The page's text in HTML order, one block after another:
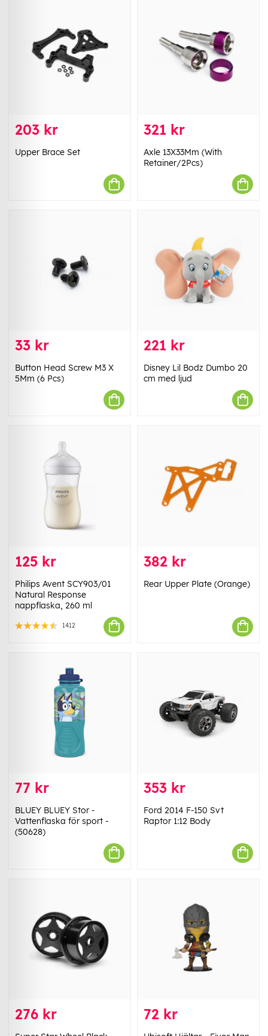
203 kr
Upper Brace Set
321 kr
Axle 13X33Mm (With
Retainer/2Pcs)
33 kr
Button Head Screw M3 X
5Mm (6 Pcs)
221 kr
Disney Lil Bodz Dumbo 20
cm med ljud
125 kr
Philips Avent SCY903/01
Natural Response
nappflaska, 260 ml
1412
382 kr
Rear Upper Plate (Orange)
77 kr
BLUEY BLUEY Stor -
Vattenflaska för sport -
(50628)
353 kr
Ford 2014 F-150 Svt
Raptor 1:12 Body
276 kr 72 kr